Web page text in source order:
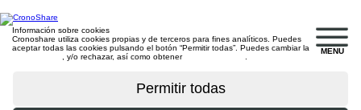
MENU
Información sobre cookies
Cronoshare utiliza cookies propias y de terceros para fines analíticos. Puedes
aceptar todas las cookies pulsando el botón “Permitir todas”. Puedes cambiar la
, y/o rechazar, así como obtener